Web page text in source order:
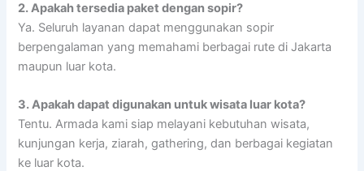
2. Apakah tersedia paket dengan sopir?
Ya. Seluruh layanan dapat menggunakan sopir
berpengalaman yang memahami berbagai rute di Jakarta
maupun luar kota.
3. Apakah dapat digunakan untuk wisata luar kota?
Tentu. Armada kami siap melayani kebutuhan wisata,
kunjungan kerja, ziarah, gathering, dan berbagai kegiatan
ke luar kota.